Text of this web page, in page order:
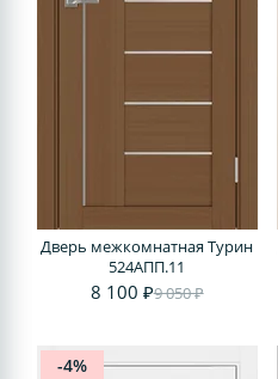
Дверь межкомнатная Турин
524AПП.11
8 100 ₽9 050 ₽
-4%